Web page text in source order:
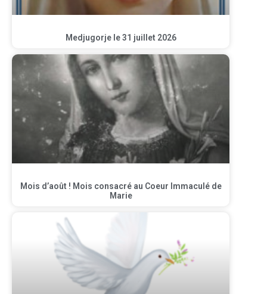
Medjugorje le 31 juillet 2026
Mois d’août ! Mois consacré au Coeur Immaculé de
Marie